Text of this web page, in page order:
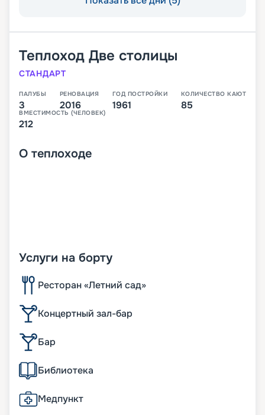
Теплоход Две столицы
СТАНДАРТ
ПАЛУБЫ
3
РЕНОВАЦИЯ
2016
ГОД ПОСТРОЙКИ
1961
КОЛИЧЕСТВО КАЮТ
85
ВМЕСТИМОСТЬ (ЧЕЛОВЕК)
212
О теплоходе
Услуги на борту
Ресторан «Летний сад»
Концертный зал-бар
Бар
Библиотека
Медпункт